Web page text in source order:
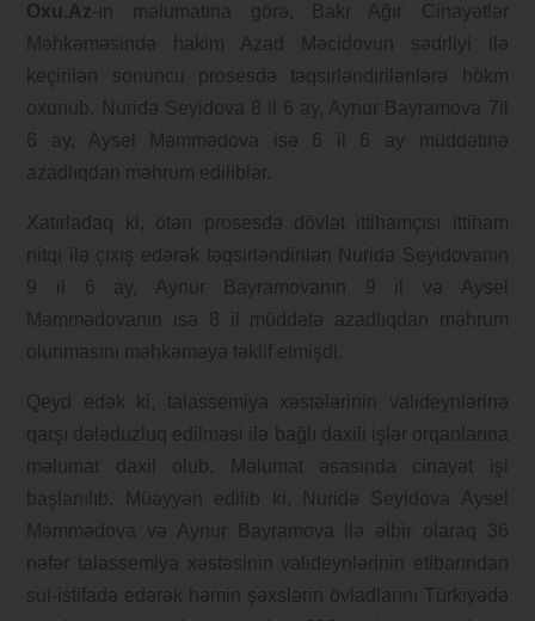
Oxu.Az-ın məlumatına görə, Bakı Ağır Cinayətlər
Məhkəməsində hakim Azad Məcidovun sədrliyi ilə
keçirilən sonuncu prosesdə təqsirləndirilənlərə hökm
oxunub. Nuridə Seyidova 8 il 6 ay, Aynur Bayramova 7il
6 ay, Aysel Məmmədova isə 6 il 6 ay müddətinə
azadlıqdan məhrum ediliblər.
Xatırladaq ki, ötən prosesdə dövlət ittihamçısı ittiham
nitqi ilə çıxış edərək təqsirləndirilən Nuridə Seyidovanın
9 il 6 ay, Aynur Bayramovanın 9 il və Aysel
Məmmədovanın isə 8 il müddətə azadlıqdan məhrum
olunmasını məhkəməyə təklif etmişdi.
Qeyd edək ki, talassemiya xəstələrinin valideynlərinə
qarşı dələduzluq edilməsi ilə bağlı daxili işlər orqanlarına
məlumat daxil olub. Məlumat əsasında cinayət işi
başlanılıb. Müəyyən edilib ki, Nuridə Seyidova Aysel
Məmmədova və Aynur Bayramova ilə əlbir olaraq 36
nəfər talassemiya xəstəsinin valideynlərinin etibarından
sui-istifadə edərək həmin şəxslərin övladlarını Türkiyədə